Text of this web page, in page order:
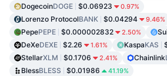
DogecoinDOGE $0.06923 0.97%
Lorenzo ProtocolBANK $0.04294 9.46%
PepePEPE $0.000002832 2.50%
DeXeDEXE $2.26 1.61% KaspaKAS
StellarXLM $0.1706 2.41% Chainlink
BlessBLESS $0.01986 41.19%